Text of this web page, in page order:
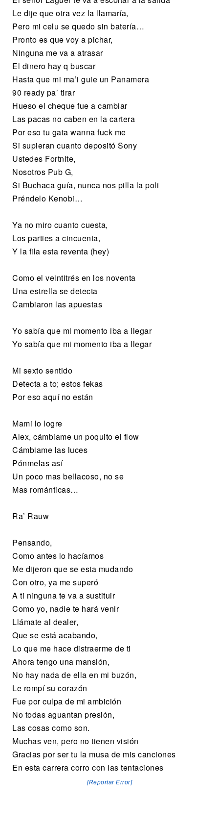
Le dije que otra vez la llamaría,
Pero mi celu se quedo sin batería…
Pronto es que voy a pichar,
Ninguna me va a atrasar
El dinero hay q buscar
Hasta que mi ma’i guie un Panamera
90 ready pa’ tirar
Hueso el cheque fue a cambiar
Las pacas no caben en la cartera
Por eso tu gata wanna fuck me
Si supieran cuanto depositó Sony
Ustedes Fortnite,
Nosotros Pub G,
Si Buchaca guía, nunca nos pilla la poli
Préndelo Kenobi…
Ya no miro cuanto cuesta,
Los parties a cincuenta,
Y la fila esta reventa (hey)
Como el veintitrés en los noventa
Una estrella se detecta
Cambiaron las apuestas
Yo sabía que mi momento iba a llegar
Yo sabía que mi momento iba a llegar
Mi sexto sentido
Detecta a to; estos fekas
Por eso aquí no están
Mami lo logre
Alex, cámbiame un poquito el flow
Cámbiame las luces
Pónmelas así
Un poco mas bellacoso, no se
Mas románticas…
Ra’ Rauw
Pensando,
Como antes lo hacíamos
Me dijeron que se esta mudando
Con otro, ya me superó
A ti ninguna te va a sustituir
Como yo, nadie te hará venir
Llámate al dealer,
Que se está acabando,
Lo que me hace distraerme de ti
Ahora tengo una mansión,
No hay nada de ella en mi buzón,
Le rompí su corazón
Fue por culpa de mi ambición
No todas aguantan presión,
Las cosas como son.
Muchas ven, pero no tienen visión
Gracias por ser tu la musa de mis canciones
En esta carrera corro con las tentaciones
[Reportar Error]